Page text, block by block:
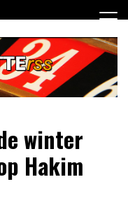
winter
Hakim